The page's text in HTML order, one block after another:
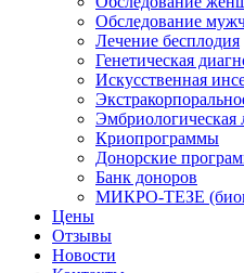
Обследование
Лечение бесплодия
Генетическая
Искусственная
Эмбриологическая
Криопрограммы
Донорские
Банк доноров
МИКРО-ТЕЗЕ
Цены
Отзывы
Новости